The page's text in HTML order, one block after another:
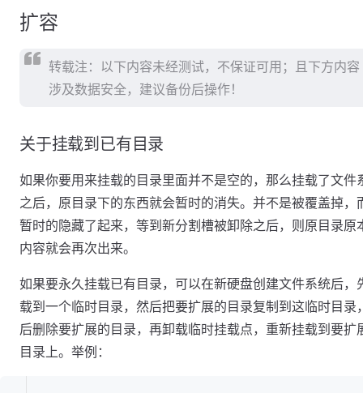
扩容
转载注：以下内容未经测试，不保证可用；且下方内容
涉及数据安全，建议备份后操作！
关于挂载到已有目录
如果你要用来挂载的目录里面并不是空的，那么挂载了文件
之后，原目录下的东西就会暂时的消失。并不是被覆盖掉，
暂时的隐藏了起来，等到新分割槽被卸除之后，则原目录原
内容就会再次出来。
如果要永久挂载已有目录，可以在新硬盘创建文件系统后，
载到一个临时目录，然后把要扩展的目录复制到这临时目录
后删除要扩展的目录，再卸载临时挂载点，重新挂载到要扩
目录上。举例：